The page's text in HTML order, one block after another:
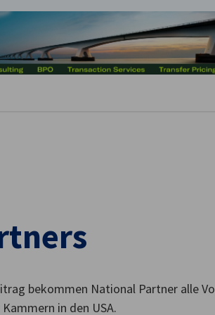
Einstellungen schließen
bekommen National Partner alle
in den USA.